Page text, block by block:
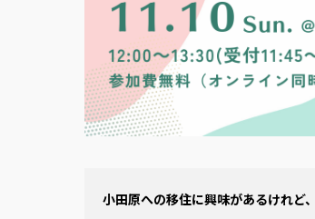
小田原への移住に興味があるけれど